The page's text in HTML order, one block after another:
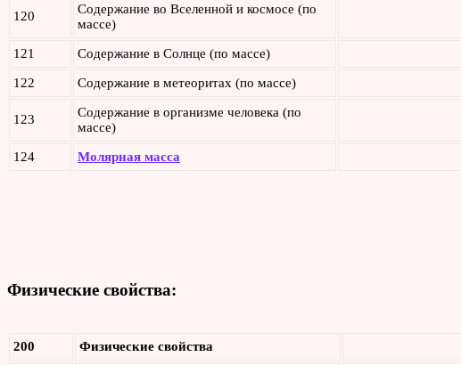
120
Содержание во Вселенной и космосе (по
массе)
121 Содержание в Солнце (по массе)
122 Содержание в метеоритах (по массе)
123
Содержание в организме человека (по
массе)
124 Молярная масса
Физические свойства:
200 Физические свойства